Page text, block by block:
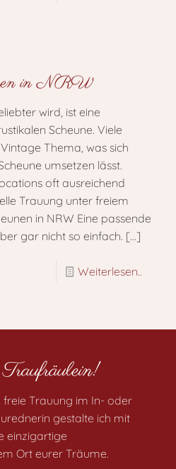
in NRW
wird, ist eine
Scheune. Viele
Thema, was sich
umsetzen lässt.
oft ausreichend
Trauung unter freiem
in NRW Eine passende
gar nicht so einfach. […]
Weiterlesen..
freie Trauung im In- oder
gestalte ich mit
einzigartige
Ort eurer Träume.